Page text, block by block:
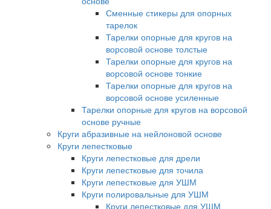
Сменные стикеры для опорных
тарелок
Тарелки опорные для кругов на
ворсовой основе толстые
Тарелки опорные для кругов на
ворсовой основе тонкие
Тарелки опорные для кругов на
ворсовой основе усиленные
Тарелки опорные для кругов на ворсовой
основе ручные
Круги абразивные на нейлоновой основе
Круги лепестковые
Круги лепестковые для дрели
Круги лепестковые для точила
Круги лепестковые для УШМ
Круги полировальные для УШМ
Круги лепестковые для УШМ